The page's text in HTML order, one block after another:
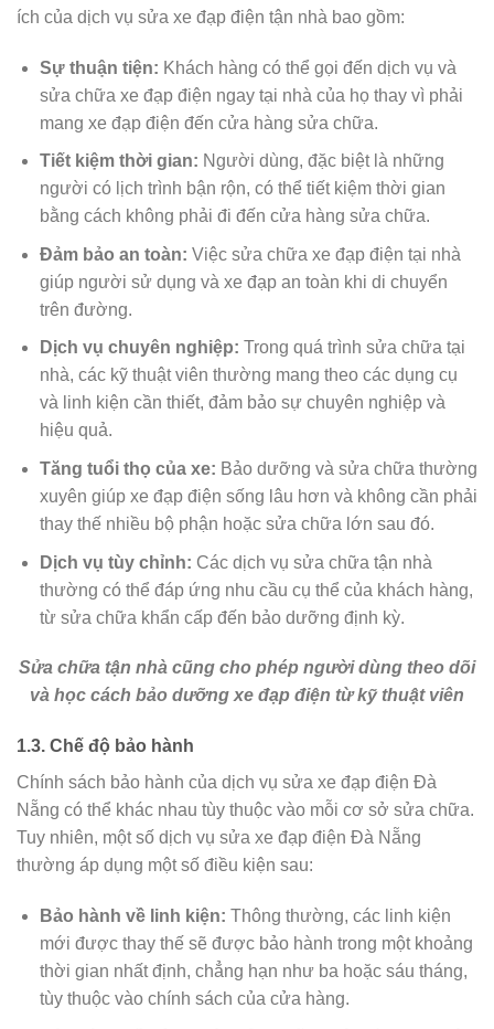
ích của dịch vụ sửa xe đạp điện tận nhà bao gồm:
Sự thuận tiện: Khách hàng có thể gọi đến dịch vụ và
sửa chữa xe đạp điện ngay tại nhà của họ thay vì phải
mang xe đạp điện đến cửa hàng sửa chữa.
Tiết kiệm thời gian: Người dùng, đặc biệt là những
người có lịch trình bận rộn, có thể tiết kiệm thời gian
bằng cách không phải đi đến cửa hàng sửa chữa.
Đảm bảo an toàn: Việc sửa chữa xe đạp điện tại nhà
giúp người sử dụng và xe đạp an toàn khi di chuyển
trên đường.
Dịch vụ chuyên nghiệp: Trong quá trình sửa chữa tại
nhà, các kỹ thuật viên thường mang theo các dụng cụ
và linh kiện cần thiết, đảm bảo sự chuyên nghiệp và
hiệu quả.
Tăng tuổi thọ của xe: Bảo dưỡng và sửa chữa thường
xuyên giúp xe đạp điện sống lâu hơn và không cần phải
thay thế nhiều bộ phận hoặc sửa chữa lớn sau đó.
Dịch vụ tùy chỉnh: Các dịch vụ sửa chữa tận nhà
thường có thể đáp ứng nhu cầu cụ thể của khách hàng,
từ sửa chữa khẩn cấp đến bảo dưỡng định kỳ.
Sửa chữa tận nhà cũng cho phép người dùng theo dõi
và học cách bảo dưỡng xe đạp điện từ kỹ thuật viên
1.3. Chế độ bảo hành
Chính sách bảo hành của dịch vụ sửa xe đạp điện Đà
Nẵng có thể khác nhau tùy thuộc vào mỗi cơ sở sửa chữa.
Tuy nhiên, một số dịch vụ sửa xe đạp điện Đà Nẵng
thường áp dụng một số điều kiện sau:
Bảo hành về linh kiện: Thông thường, các linh kiện
mới được thay thế sẽ được bảo hành trong một khoảng
thời gian nhất định, chẳng hạn như ba hoặc sáu tháng,
tùy thuộc vào chính sách của cửa hàng.